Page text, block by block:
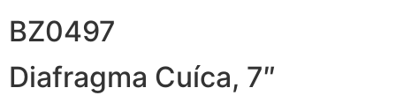
BZ0497
Diafragma Cuíca, 7″